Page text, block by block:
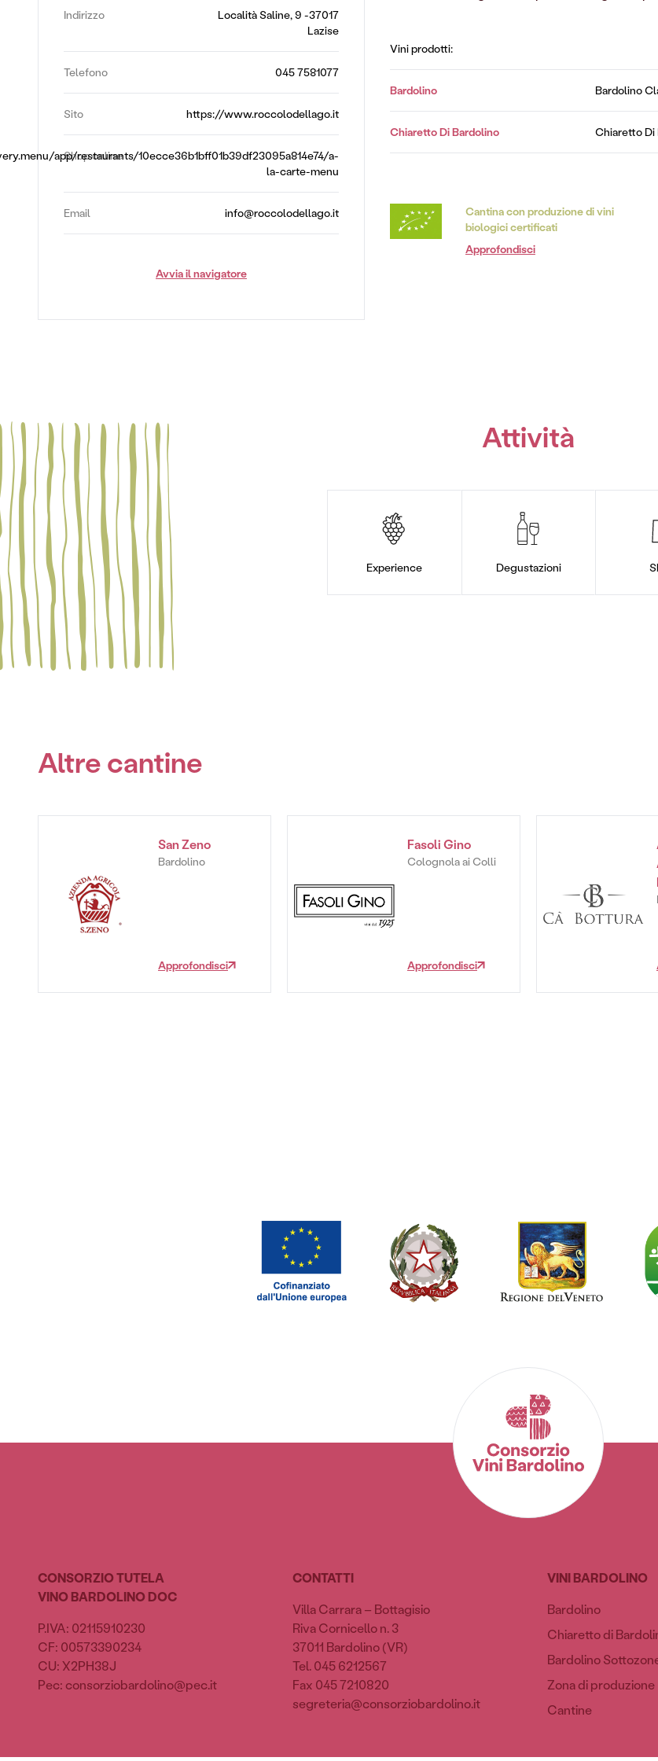
Indirizzo
Località Saline, 9 -37017
Lazise
Telefono 045 7581077
Sito https://www.roccolodellago.it
Shop online
app/restaurants/10ecce36b1bff01b39df23095a814e74/a-
la-carte-menu
Email info@roccolodellago.it
Avvia il navigatore
Vini prodotti:
Bardolino Bardolino
Chiaretto Di Bardolino Chiaretto Di
Cantina con produzione di vini
biologici certificati
Approfondisci
Attività
Experience Degustazioni
Altre cantine
San Zeno
Bardolino
Approfondisci
Fasoli Gino
Colognola ai Colli
Approfondisci
CONSORZIO TUTELA
VINO BARDOLINO DOC
P.IVA: 02115910230
CF: 00573390234
CU: X2PH38J
Pec: consorziobardolino@pec.it
CONTATTI
Villa Carrara – Bottagisio
Riva Cornicello n. 3
37011 Bardolino (VR)
Tel. 045 6212567
Fax 045 7210820
segreteria@consorziobardolino.it
VINI BARDOLINO
Bardolino
Chiaretto di
Bardolino
Zona di produzione
Cantine